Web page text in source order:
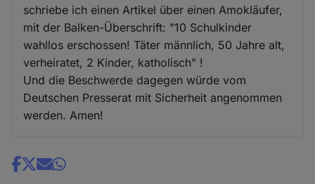
schriebe ich einen Artikel über einen Amokläufer,
mit der Balken-Überschrift: "10 Schulkinder
wahllos erschossen! Täter männlich, 50 Jahre alt,
verheiratet, 2 Kinder, katholisch" !
Und die Beschwerde dagegen würde vom
Deutschen Presserat mit Sicherheit angenommen
werden. Amen!
Share